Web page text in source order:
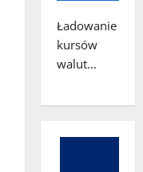
Ładowanie
kursów
walut...